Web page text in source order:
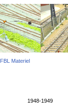
FBL Materiel
1948-1949